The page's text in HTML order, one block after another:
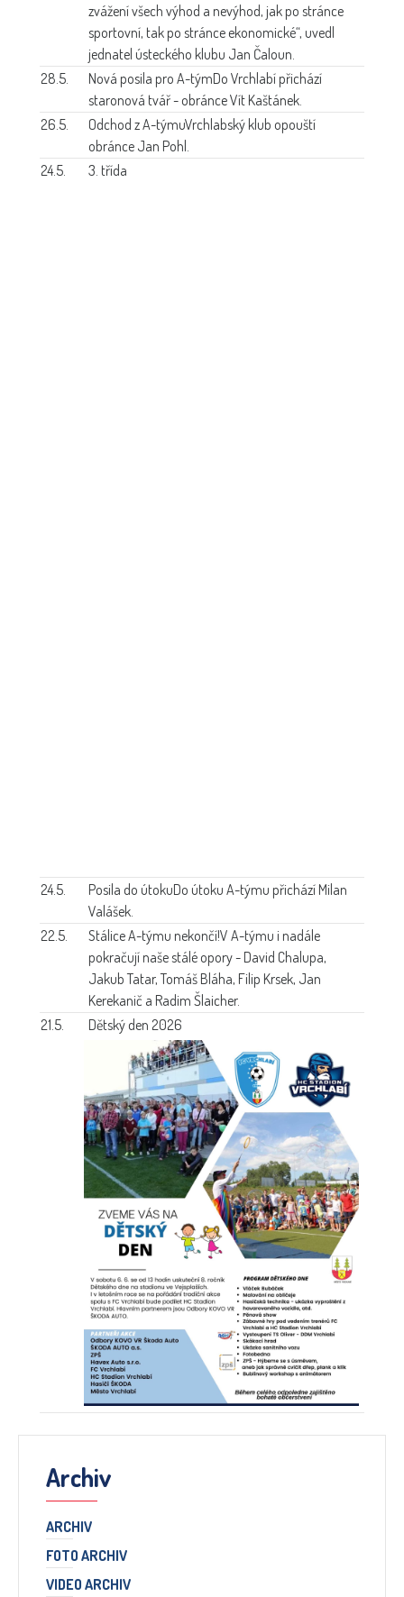
zvážení všech výhod a nevýhod, jak po stránce
sportovní, tak po stránce ekonomické“, uvedl
jednatel ústeckého klubu Jan Čaloun.
28.5.
Nová posila pro A-týmDo Vrchlabí přichází
staronová tvář - obránce Vít Kaštánek.
26.5.
Odchod z A-týmuVrchlabský klub opouští
obránce Jan Pohl.
24.5.
3. třída
24.5. Posila do útokuDo útoku A-týmu přichází Milan
Valášek.
22.5.
Stálice A-týmu nekončí!V A-týmu i nadále
pokračují naše stálé opory - David Chalupa,
Jakub Tatar, Tomáš Bláha, Filip Krsek, Jan
Kerekanič a Radim Šlaicher.
21.5.
Dětský den 2026
Archiv
ARCHIV
FOTO ARCHIV
VIDEO ARCHIV